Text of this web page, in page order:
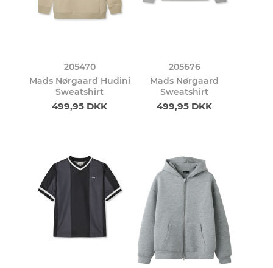
205470
Mads Nørgaard Hudini
Sweatshirt
499,95 DKK
205676
Mads Nørgaard
Sweatshirt
499,95 DKK